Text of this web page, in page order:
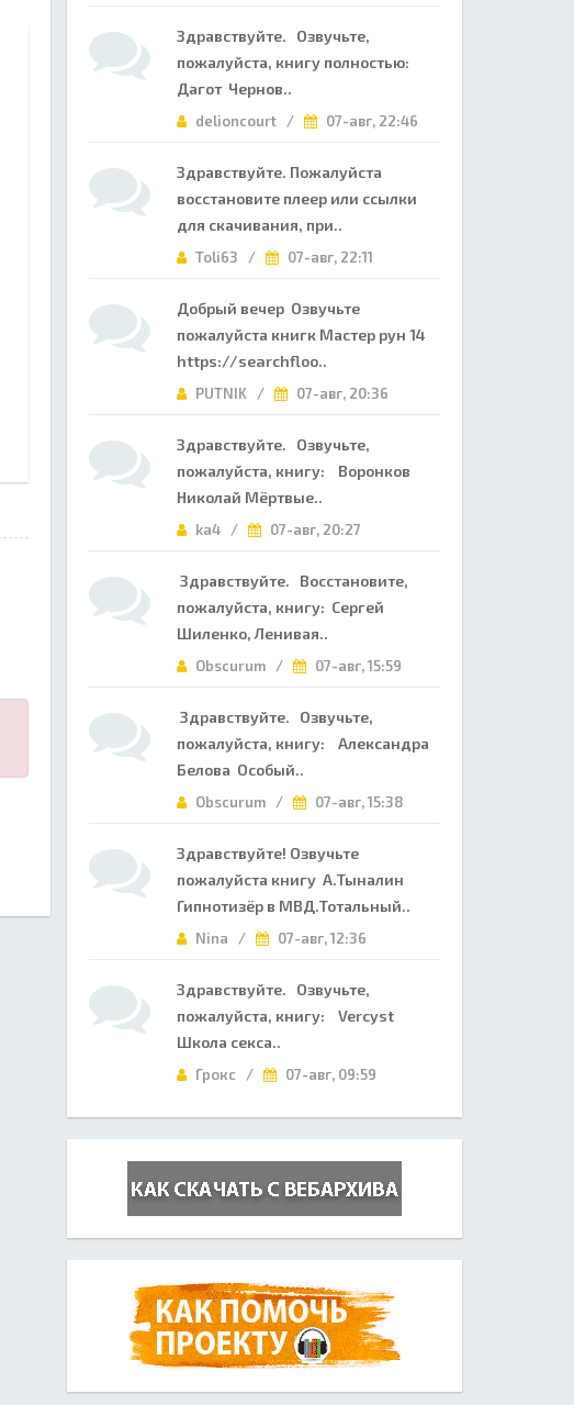
Здравствуйте. Озвучьте,
пожалуйста, книгу полностью:
Дагот Чернов..
delioncourt / 07-авг, 22:46
Здравствуйте. Пожалуйста
восстановите плеер или ссылки
для скачивания, при..
Toli63 / 07-авг, 22:11
Добрый вечер Озвучьте
пожалуйста книгк Мастер рун 14
https://searchfloo..
PUTNIK / 07-авг, 20:36
Здравствуйте. Озвучьте,
пожалуйста, книгу: Воронков
Николай Мёртвые..
ka4 / 07-авг, 20:27
Здравствуйте. Восстановите,
пожалуйста, книгу: Сергей
Шиленко, Ленивая..
Obscurum / 07-авг, 15:59
Здравствуйте. Озвучьте,
пожалуйста, книгу: Александра
Белова Особый..
Obscurum / 07-авг, 15:38
Здравствуйте! Озвучьте
пожалуйста книгу А.Тыналин
Гипнотизёр в МВД.Тотальный..
Nina / 07-авг, 12:36
Здравствуйте. Озвучьте,
пожалуйста, книгу: Vercyst
Школа секса..
Грокс / 07-авг, 09:59